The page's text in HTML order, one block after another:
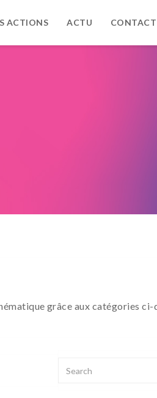
ACTIONS ACTU CONTACT
grâce aux catégories ci-